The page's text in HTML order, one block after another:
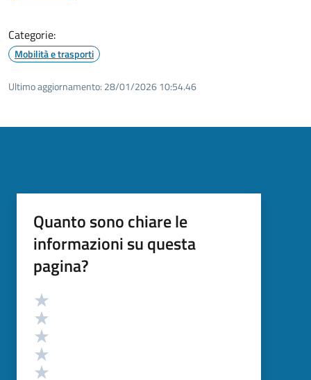
Categorie:
Mobilità e trasporti
Ultimo aggiornamento: 28/01/2026 10:54.46
Quanto sono chiare le
informazioni su questa
pagina?
Valutazione